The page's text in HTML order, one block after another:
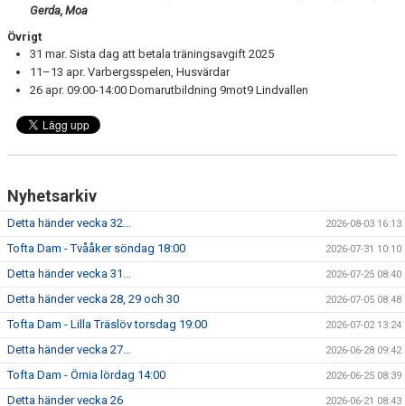
Gerda, Moa
Övrigt
31 mar. Sista dag att betala träningsavgift 2025
11–13 apr. Varbergsspelen, Husvärdar
26 apr. 09:00-14:00 Domarutbildning 9mot9 Lindvallen
Nyhetsarkiv
Detta händer vecka 32... 2026-08-03 16:13
Tofta Dam - Tvååker söndag 18:00 2026-07-31 10:10
Detta händer vecka 31... 2026-07-25 08:40
Detta händer vecka 28, 29 och 30 2026-07-05 08:48
Tofta Dam - Lilla Träslöv torsdag 19:00 2026-07-02 13:24
Detta händer vecka 27... 2026-06-28 09:42
Tofta Dam - Örnia lördag 14:00 2026-06-25 08:39
Detta händer vecka 26 2026-06-21 08:43